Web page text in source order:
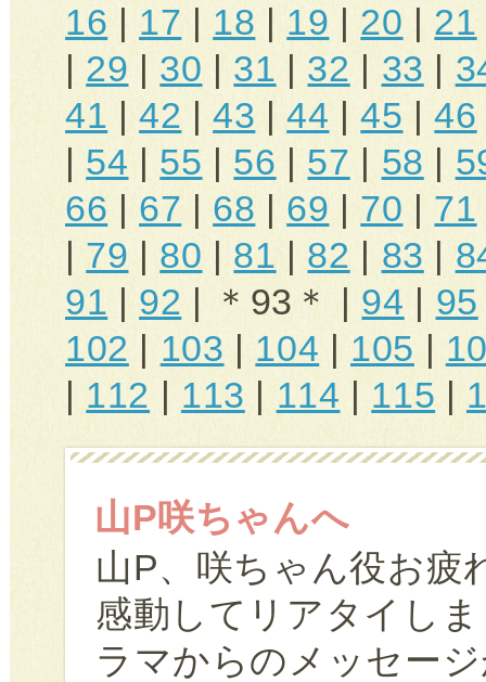
16 |17| 18 |19| 20 |21
| 29| 30 | 31 | 32 |33|
41 |42|43 |44 |45 |46
| 54 | 55 |56 |57 | 58 |
66| 67| 68 | 69| 70| 71
| 79 | 80 |81| 82 |83|
91|92 | ＊93＊ | 94| 95
102 | 103 | 104|105|
| 112 | 113 | 114 | 115 |
山P咲ちゃんへ
山P、咲ちゃん役お疲
感動してリアタイし
ラマからのメッセー